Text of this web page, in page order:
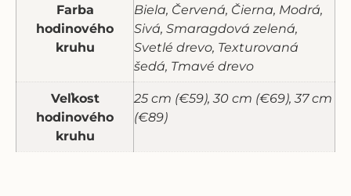
Farba
hodinového
kruhu
Biela, Červená, Čierna, Modrá,
Sivá, Smaragdová zelená,
Svetlé drevo, Texturovaná
šedá, Tmavé drevo
Veľkost
hodinového
kruhu
25 cm (€59), 30 cm (€69), 37 cm
(€89)